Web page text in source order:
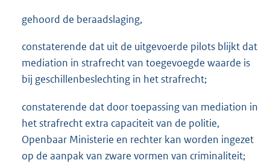
gehoord de beraadslaging,
constaterende dat uit de uitgevoerde pilots blijkt dat
mediation in strafrecht van toegevoegde waarde is
bij geschillenbeslechting in het strafrecht;
constaterende dat door toepassing van mediation in
het strafrecht extra capaciteit van de politie,
Openbaar Ministerie en rechter kan worden ingezet
op de aanpak van zware vormen van criminaliteit;